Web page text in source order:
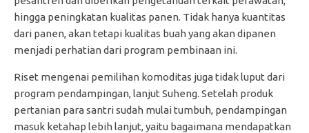
hingga peningkatan kualitas panen. Tidak hanya kuantitas
dari panen, akan tetapi kualitas buah yang akan dipanen
menjadi perhatian dari program pembinaan ini.
Riset mengenai pemilihan komoditas juga tidak luput dari
program pendampingan, lanjut Suheng. Setelah produk
pertanian para santri sudah mulai tumbuh, pendampingan
masuk ketahap lebih lanjut, yaitu bagaimana mendapatkan